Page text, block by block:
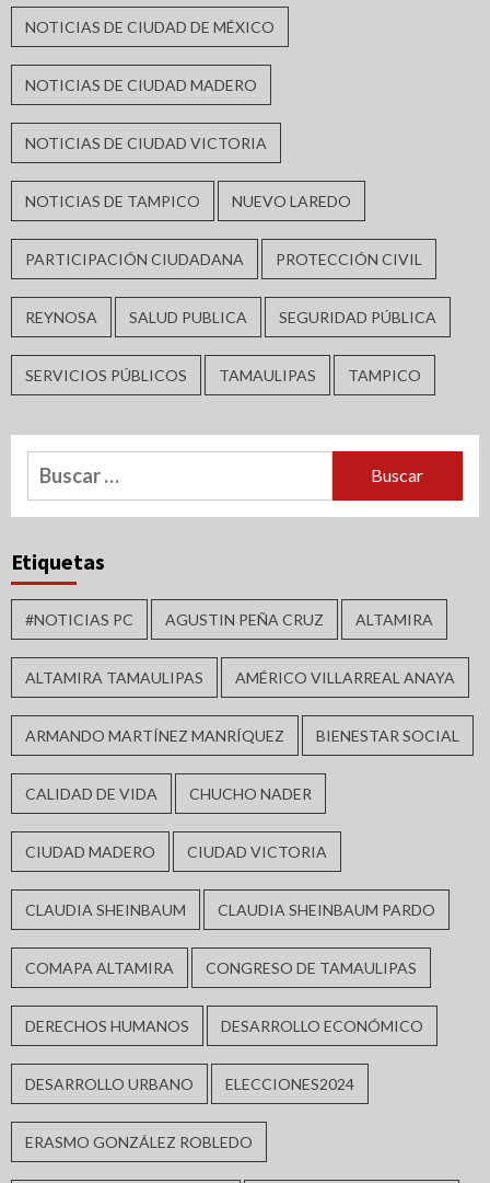
NOTICIAS DE CIUDAD DE MÉXICO
NOTICIAS DE CIUDAD MADERO
NOTICIAS DE CIUDAD VICTORIA
NOTICIAS DE TAMPICO NUEVO LAREDO
PARTICIPACIÓN CIUDADANA PROTECCIÓN CIVIL
REYNOSA SALUD PUBLICA SEGURIDAD PÚBLICA
SERVICIOS PÚBLICOS TAMAULIPAS TAMPICO
Buscar:
Etiquetas
#NOTICIAS PC AGUSTIN PEÑA CRUZ ALTAMIRA
ALTAMIRA TAMAULIPAS AMÉRICO VILLARREAL ANAYA
ARMANDO MARTÍNEZ MANRÍQUEZ BIENESTAR SOCIAL
CALIDAD DE VIDA CHUCHO NADER
CIUDAD MADERO CIUDAD VICTORIA
CLAUDIA SHEINBAUM CLAUDIA SHEINBAUM PARDO
COMAPA ALTAMIRA CONGRESO DE TAMAULIPAS
DERECHOS HUMANOS DESARROLLO ECONÓMICO
DESARROLLO URBANO ELECCIONES2024
ERASMO GONZÁLEZ ROBLEDO